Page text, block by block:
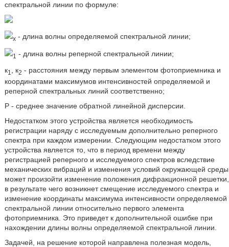
спектральной линии по формуле:
х- длина волны определяемой спектральной линии;
1 - длина волны реперной спектральной линии;
к1 , к2 - расстояния между первым элементом фотоприемника и
координатами максимумов интенсивностей определяемой и
реперной спектральных линий соответственно;
P - среднее значение обратной линейной дисперсии.
Недостатком этого устройства является необходимость
регистрации наряду с исследуемым дополнительно реперного
спектра при каждом измерении. Следующим недостатком этого
устройства является то, что в период времени между
регистрацией реперного и исследуемого спектров вследствие
механических вибраций и изменения условий окружающей среды
может произойти изменение положения дифракционной решетки,
в результате чего возникнет смещение исследуемого спектра и
изменение координаты максимума интенсивности определяемой
спектральной линии относительно первого элемента
фотоприемника. Это приведет к дополнительной ошибке при
нахождении длины волны определяемой спектральной линии.
Задачей, на решение которой направлена полезная модель,